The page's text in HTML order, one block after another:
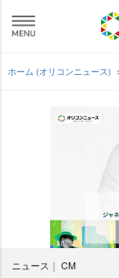
ホーム (オリコンニュース)
ニュース CM